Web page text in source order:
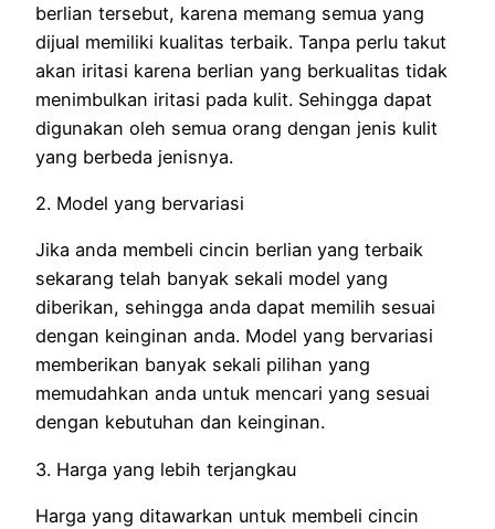
berlian tersebut, karena memang semua yang
dijual memiliki kualitas terbaik. Tanpa perlu takut
akan iritasi karena berlian yang berkualitas tidak
menimbulkan iritasi pada kulit. Sehingga dapat
digunakan oleh semua orang dengan jenis kulit
yang berbeda jenisnya.
2. Model yang bervariasi
Jika anda membeli cincin berlian yang terbaik
sekarang telah banyak sekali model yang
diberikan, sehingga anda dapat memilih sesuai
dengan keinginan anda. Model yang bervariasi
memberikan banyak sekali pilihan yang
memudahkan anda untuk mencari yang sesuai
dengan kebutuhan dan keinginan.
3. Harga yang lebih terjangkau
Harga yang ditawarkan untuk membeli cincin